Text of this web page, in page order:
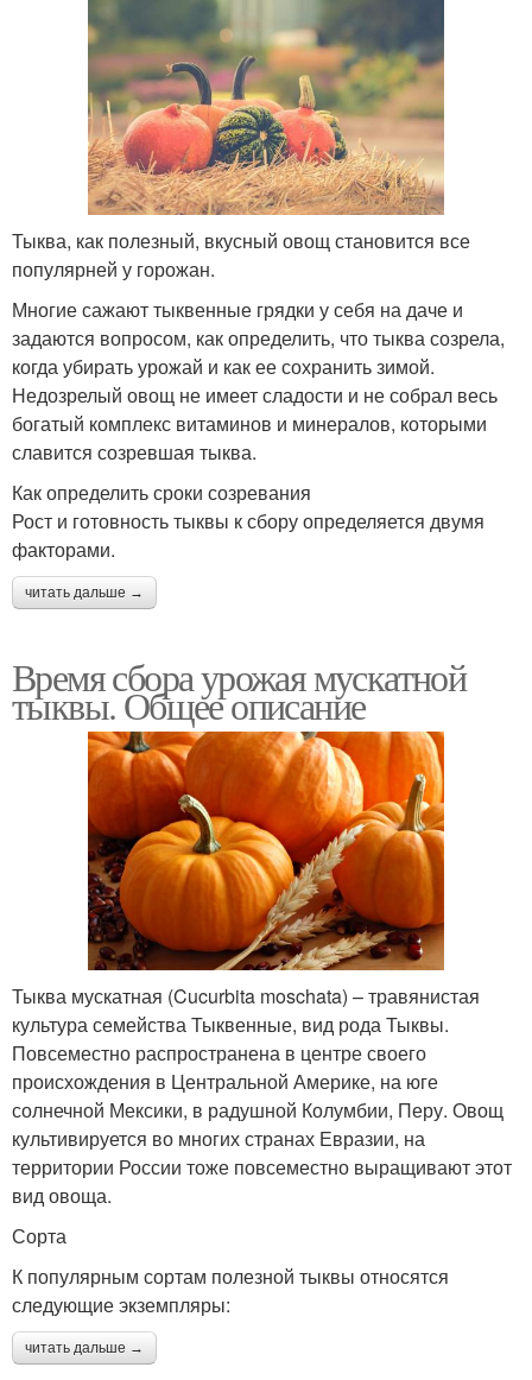
Тыква, как полезный, вкусный овощ становится все
популярней у горожан.
Многие сажают тыквенные грядки у себя на даче и
задаются вопросом, как определить, что тыква созрела,
когда убирать урожай и как ее сохранить зимой.
Недозрелый овощ не имеет сладости и не собрал весь
богатый комплекс витаминов и минералов, которыми
славится созревшая тыква.
Как определить сроки созревания
Рост и готовность тыквы к сбору определяется двумя
факторами.
читать дальше →
Время сбора урожая мускатной
тыквы. Общее описание
Тыква мускатная (Cucurbita moschata) – травянистая
культура семейства Тыквенные, вид рода Тыквы.
Повсеместно распространена в центре своего
происхождения в Центральной Америке, на юге
солнечной Мексики, в радушной Колумбии, Перу. Овощ
культивируется во многих странах Евразии, на
территории России тоже повсеместно выращивают этот
вид овоща.
Сорта
К популярным сортам полезной тыквы относятся
следующие экземпляры:
читать дальше →